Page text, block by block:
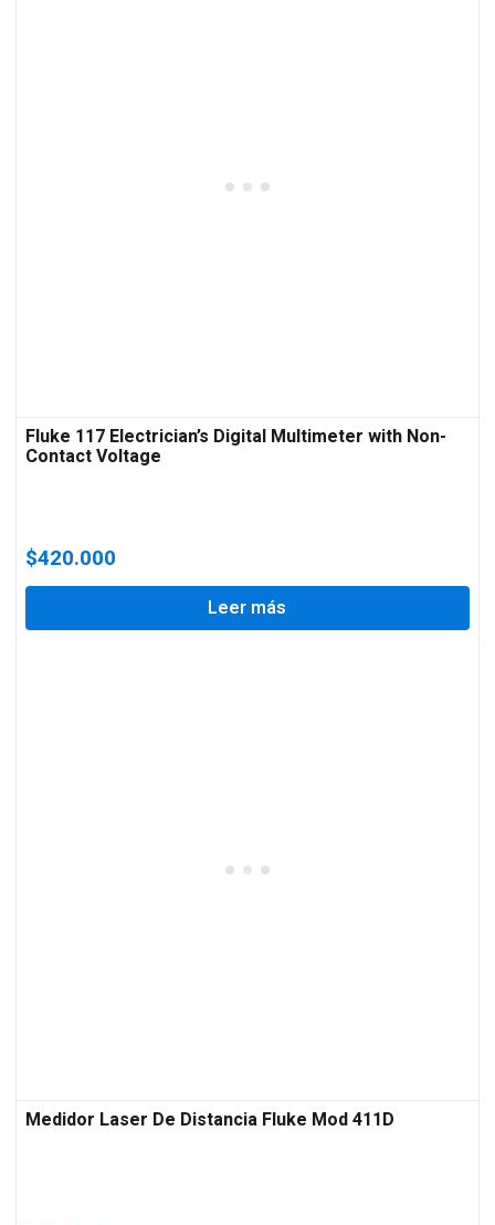
Fluke 117 Electrician’s Digital Multimeter with Non-
Contact Voltage
$420.000
Leer más
Medidor Laser De Distancia Fluke Mod 411D